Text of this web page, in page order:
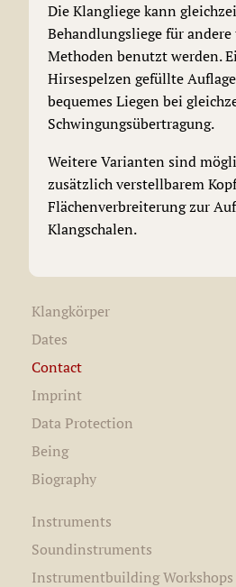
Die Klangliege kann
Behandlungsliege für
Methoden benutzt werden.
Hirsespelzen gefüllte
bequemes Liegen bei
Schwingungsübertragung.
Weitere Varianten sind
zusätzlich verstellbarem
Flächenverbreiterung zur
Klangschalen.
Klangkörper
Dates
Contact
Imprint
Data Protection
Being
Biography
Instruments
Soundinstruments
Instrumentbuilding Workshops